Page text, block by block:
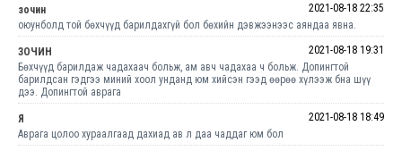
зочин
2021-08-18 22:35
оюунболд той бөхчүүд барилдахгүй бол бөхийн дэвжээнээс аяндаа явна.
ЗОЧИН
2021-08-18 19:31
Бөхчүүд барилдаж чадахаач больж, ам авч чадахаа ч больж. Допингтой
барилдсан гэдгээ миний хоол унданд юм хийсэн гээд өөрөө хүлээж бна шүү
дээ. Допингтой аврага
Я
2021-08-18 18:49
Аврага цолоо хураалгаад дахиад ав л даа чаддаг юм бол